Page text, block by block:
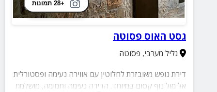
+28 תמונות
גסט האוס פסוטה
גליל מערבי, פסוטה
דירת נופש מאובזרת לחלוטין עם אווירה נעימה ופסטורלית
אל מול נוף קסום במיוחד. הדירה נעימה וחמימה, מושלמת